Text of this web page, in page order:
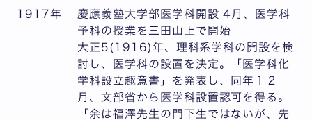
1917年
慶應義塾大学部医学科開設 4月、医学科
予科の授業を三田山上で開始
大正5(1916)年、理科系学科の開設を検
討し、医学科の設置を決定。「医学科化
学科設立趣意書」を発表し、同年１２
月、文部省から医学科設置認可を得る。
「余は福澤先生の門下生ではないが、先